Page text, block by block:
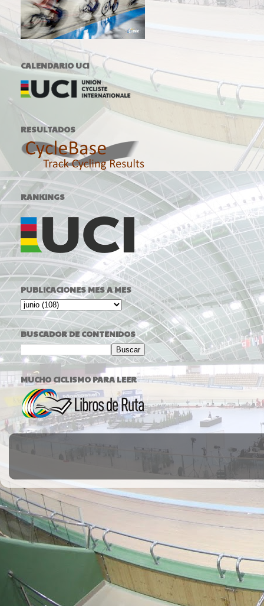
CALENDARIO UCI
RESULTADOS
RANKINGS
PUBLICACIONES MES A MES
BUSCADOR DE CONTENIDOS
MUCHO CICLISMO PARA LEER